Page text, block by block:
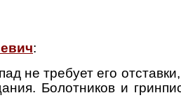
:
не требует его
Болотников и